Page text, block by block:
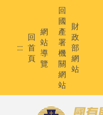
:::
回
首
頁
網
站
導
覽
回
國
產
署
機
關
網
站
財
政
部
網
站